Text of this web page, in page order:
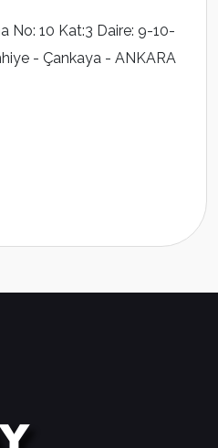
No: 10 Kat:3 Daire: 9-10-
- Çankaya - ANKARA